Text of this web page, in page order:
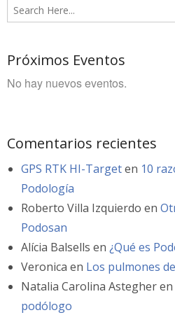
Próximos Eventos
No hay nuevos eventos.
Comentarios recientes
GPS RTK HI-Targeten 10
Podología
Roberto Villa Izquierdo en
Podosan
Alícia Balsells en ¿Qué es
Veronica en Los pulmones
Natalia Carolina Astegheren
podólogo